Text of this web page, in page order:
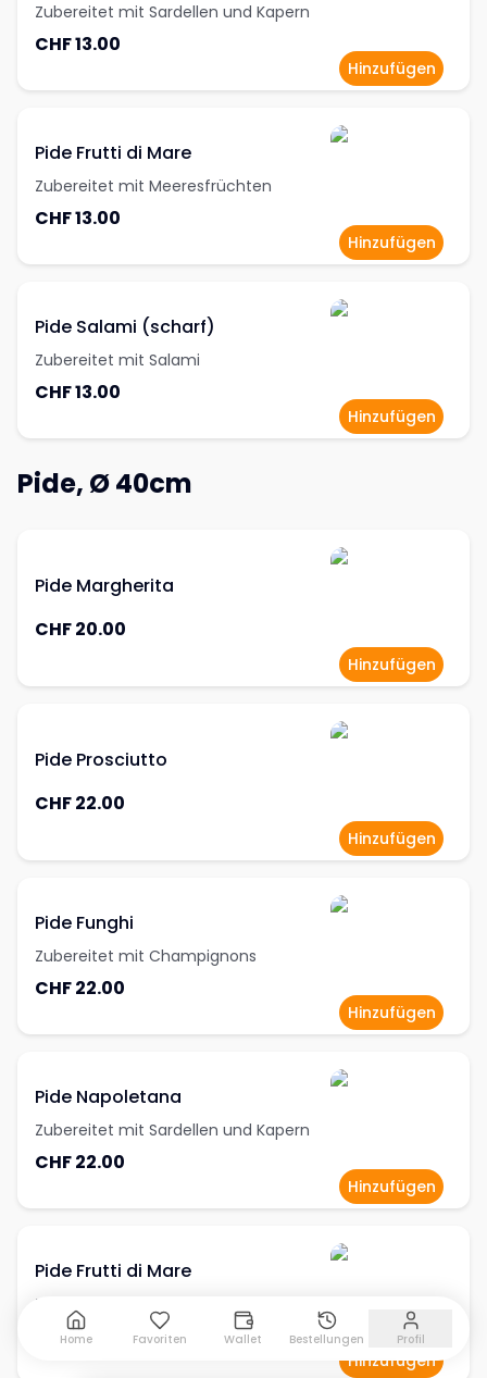
Zubereitet mit Sardellen und Kapern
CHF 13.00
Hinzufügen
Pide Frutti di Mare
Zubereitet mit Meeresfrüchten
CHF 13.00
Hinzufügen
Pide Salami (scharf)
Zubereitet mit Salami
CHF 13.00
Hinzufügen
Pide, Ø 40cm
Pide Margherita
CHF 20.00
Hinzufügen
Pide Prosciutto
CHF 22.00
Hinzufügen
Pide Funghi
Zubereitet mit Champignons
CHF 22.00
Hinzufügen
Pide Napoletana
Zubereitet mit Sardellen und Kapern
CHF 22.00
Hinzufügen
Pide Frutti di Mare
Zubereitet mit Meeresfrüchten
CHF 22.00
Hinzufügen
Home Favoriten Wallet Bestellungen Profil